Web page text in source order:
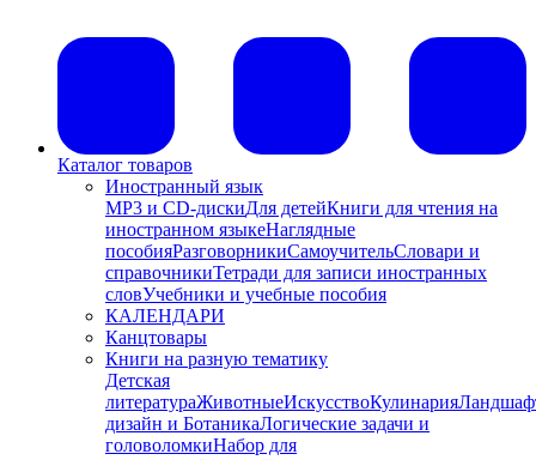
Каталог товаров
Иностранный язык
MP3 и CD-дискиДля детейКниги для чтения на
иностранном языкеНаглядные
пособияРазговорникиСамоучительСловари и
справочникиТетради для записи иностранных
словУчебники и учебные пособия
КАЛЕНДАРИ
Канцтовары
Книги на разную тематику
Детская
литератураЖивотныеИскусствоКулинария
дизайн и БотаникаЛогические задачи и
головоломкиНабор для